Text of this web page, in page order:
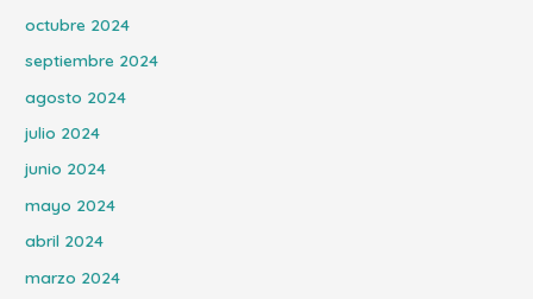
octubre 2024
septiembre 2024
agosto 2024
julio 2024
junio 2024
mayo 2024
abril 2024
marzo 2024